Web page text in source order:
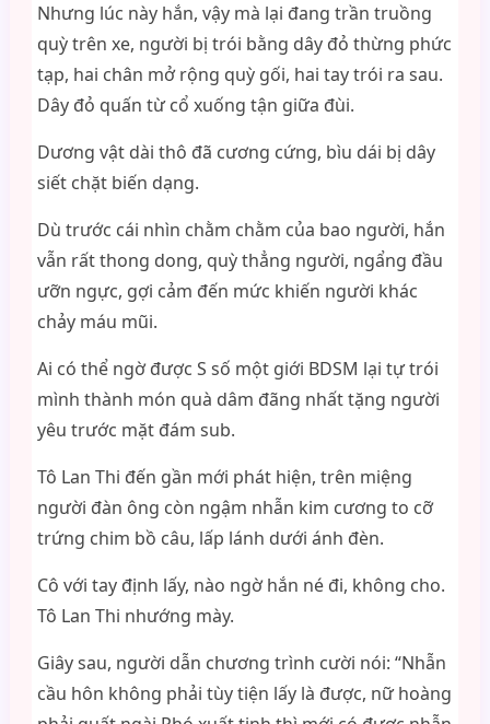
Nhưng lúc này hắn, vậy mà lại đang trần truồng
quỳ trên xe, người bị trói bằng dây đỏ thừng phức
tạp, hai chân mở rộng quỳ gối, hai tay trói ra sau.
Dây đỏ quấn từ cổ xuống tận giữa đùi.
Dương vật dài thô đã cương cứng, bìu dái bị dây
siết chặt biến dạng.
Dù trước cái nhìn chằm chằm của bao người, hắn
vẫn rất thong dong, quỳ thẳng người, ngẩng đầu
ưỡn ngực, gợi cảm đến mức khiến người khác
chảy máu mũi.
Ai có thể ngờ được S số một giới BDSM lại tự trói
mình thành món quà dâm đãng nhất tặng người
yêu trước mặt đám sub.
Tô Lan Thi đến gần mới phát hiện, trên miệng
người đàn ông còn ngậm nhẫn kim cương to cỡ
trứng chim bồ câu, lấp lánh dưới ánh đèn.
Cô với tay định lấy, nào ngờ hắn né đi, không cho.
Tô Lan Thi nhướng mày.
Giây sau, người dẫn chương trình cười nói: “Nhẫn
cầu hôn không phải tùy tiện lấy là được, nữ hoàng